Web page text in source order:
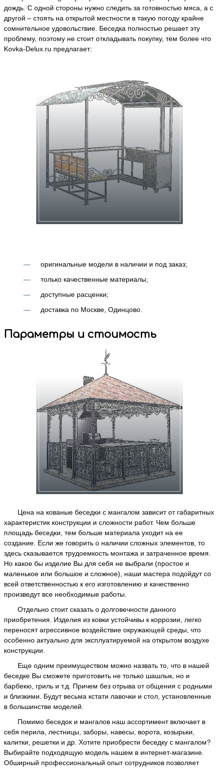
дождь. С одной стороны нужно следить за готовностью мяса, а с
другой – стоять на открытой местности в такую погоду крайне
сомнительное удовольствие. Беседка полностью решает эту
проблему, поэтому не стоит откладывать покупку, тем более что
Kovka-Delux.ru предлагает:
оригинальные модели в наличии и под заказ;
только качественные материалы;
доступные расценки;
доставка по Москве, Одинцово.
Параметры и стоимость
Цена на кованые беседки с мангалом зависит от габаритных
характеристик конструкции и сложности работ. Чем больше
площадь беседки, тем больше материала уходит на ее
создание. Если же говорить о наличии сложных элементов, то
здесь сказывается трудоемкость монтажа и затраченное время.
Но какое бы изделие Вы для себя не выбрали (простое и
маленькое или большое и сложное), наши мастера подойдут со
всей ответственностью к его изготовлению и качественно
произведут все необходимые работы.
Отдельно стоит сказать о долговечности данного
приобретения. Изделия из ковки устойчивы к коррозии, легко
переносят агрессивное воздействие окружающей среды, что
особенно актуально для эксплуатируемой на открытом воздухе
конструкции.
Еще одним преимуществом можно назвать то, что в нашей
беседке Вы сможете приготовить не только шашлык, но и
барбекю, гриль и т.д. Причем без отрыва от общения с родными
и близкими. Будут весьма кстати лавочки и стол, установленные
в большинстве моделей.
Помимо беседок и мангалов наш ассортимент включает в
себя перила, лестницы, заборы, навесы, ворота, козырьки,
калитки, решетки и др. Хотите приобрести беседку с мангалом?
Выбирайте подходящую модель нашем в интернет-магазине.
Обширный профессиональный опыт сотрудников позволяет